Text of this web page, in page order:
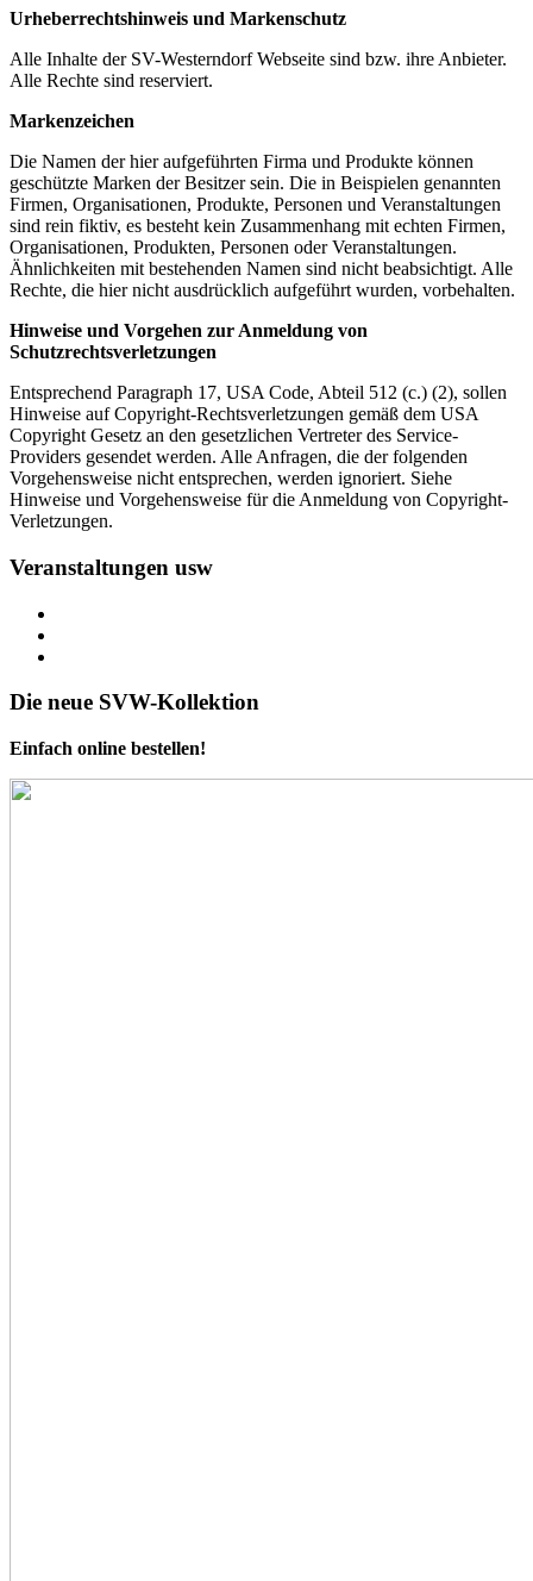
Urheberrechtshinweis und Markenschutz
Alle Inhalte der SV-Westerndorf Webseite sind bzw. ihre Anbieter.
Alle Rechte sind reserviert.
Markenzeichen
Die Namen der hier aufgeführten Firma und Produkte können
geschützte Marken der Besitzer sein. Die in Beispielen genannten
Firmen, Organisationen, Produkte, Personen und Veranstaltungen
sind rein fiktiv, es besteht kein Zusammenhang mit echten Firmen,
Organisationen, Produkten, Personen oder Veranstaltungen.
Ähnlichkeiten mit bestehenden Namen sind nicht beabsichtigt. Alle
Rechte, die hier nicht ausdrücklich aufgeführt wurden, vorbehalten.
Hinweise und Vorgehen zur Anmeldung von
Schutzrechtsverletzungen
Entsprechend Paragraph 17, USA Code, Abteil 512 (c.) (2), sollen
Hinweise auf Copyright-Rechtsverletzungen gemäß dem USA
Copyright Gesetz an den gesetzlichen Vertreter des Service-
Providers gesendet werden. Alle Anfragen, die der folgenden
Vorgehensweise nicht entsprechen, werden ignoriert. Siehe
Hinweise und Vorgehensweise für die Anmeldung von Copyright-
Verletzungen.
Veranstaltungen usw
Die neue SVW-Kollektion
Einfach online bestellen!